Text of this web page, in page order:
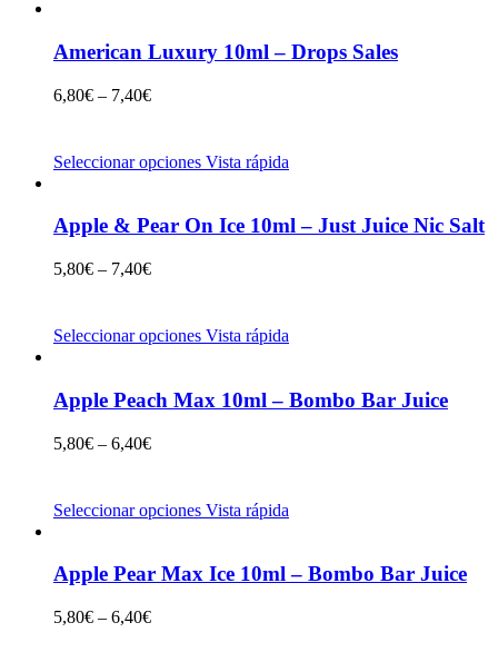
American Luxury 10ml – Drops Sales
6,80€ – 7,40€
Seleccionar opciones Vista rápida
Apple & Pear On Ice 10ml – Just Juice Nic Salt
5,80€ – 7,40€
Seleccionar opciones Vista rápida
Apple Peach Max 10ml – Bombo Bar Juice
5,80€ – 6,40€
Seleccionar opciones Vista rápida
Apple Pear Max Ice 10ml – Bombo Bar Juice
5,80€ – 6,40€